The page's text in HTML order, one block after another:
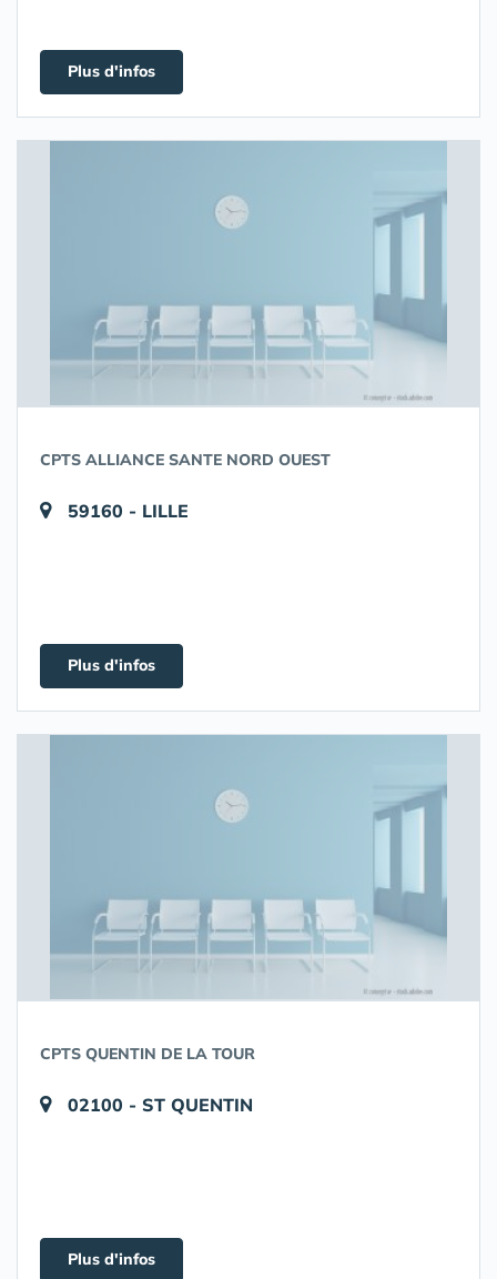
Plus d'infos
CPTS ALLIANCE SANTE NORD OUEST
59160 - LILLE
Plus d'infos
CPTS QUENTIN DE LA TOUR
02100 - ST QUENTIN
Plus d'infos